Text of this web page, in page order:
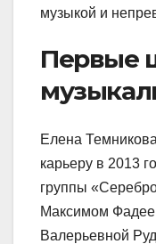
музыкой и
Первые
Елена
карьеру в 2013
группы
Максимом
Валерьевной